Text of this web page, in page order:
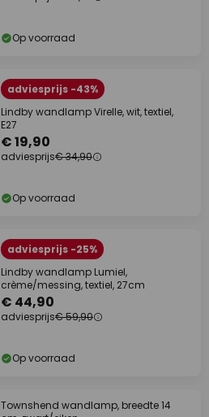
Op voorraad
adviesprijs -43%
Lindby wandlamp Virelle, wit, textiel,
E27
€ 19,90
adviesprijs€ 34,90
Op voorraad
adviesprijs -25%
Lindby wandlamp Lumiel,
crème/messing, textiel, 27cm
€ 44,90
adviesprijs€ 59,90
Op voorraad
Townshend wandlamp, breedte 14